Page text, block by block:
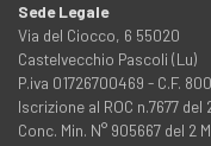
Sede Legale
Via del Ciocco, 6 55020
Castelvecchio Pascoli (Lu)
P.iva 01726700469 - C.F.
Iscrizione al ROC n.7677
Conc. Min. N° 905667 del 2